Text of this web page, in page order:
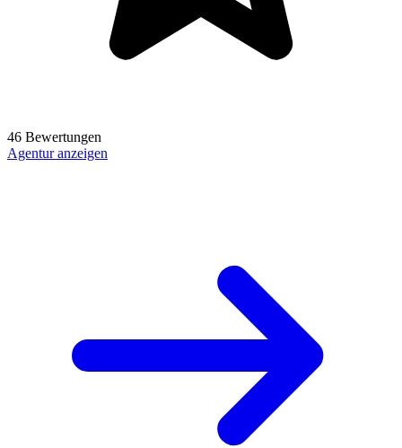
46 Bewertungen
Agentur anzeigen